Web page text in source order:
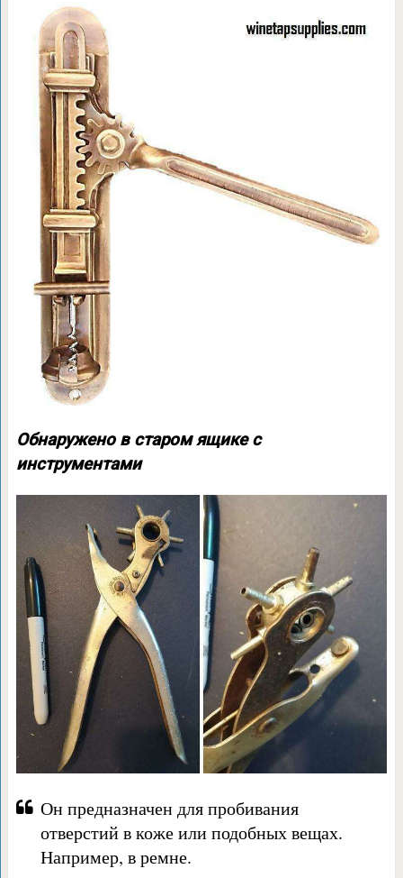
Обнаружено в старом ящике с
инструментами
Он предназначен для пробивания
отверстий в коже или подобных вещах.
Например, в ремне.